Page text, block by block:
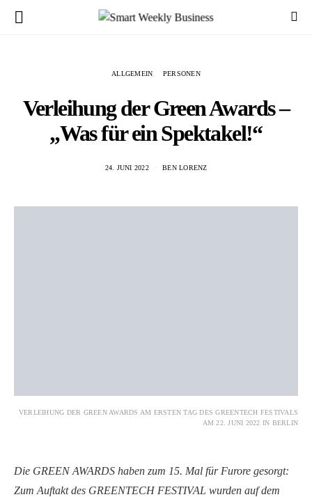
ALLGEMEIN PERSONEN
Verleihung der Green Awards –
„Was für ein Spektakel!“
24. JUNI 2022 BEN LORENZ
VERLEIHUNG DER GREEN AWARDS AM ERSTEN TAG DES GREENTECH FESTIVALS
AM 22. JUNI 2022 IN BERLIN
Die GREEN AWARDS haben zum 15. Mal für Furore gesorgt:
Zum Auftakt des GREENTECH FESTIVAL wurden auf dem